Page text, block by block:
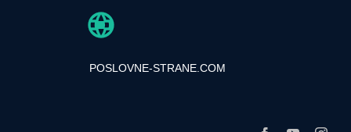
POSLOVNE-STRANE.COM